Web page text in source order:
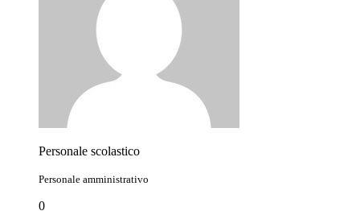
Personale scolastico
Personale amministrativo
0